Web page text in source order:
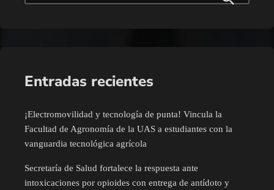
Entradas recientes
¡Electromovilidad y tecnología de punta! Vincula la
Facultad de Agronomía de la UAS a estudiantes con la
vanguardia tecnológica agrícola
Secretaría de Salud fortalece la respuesta ante
intoxicaciones por opioides con entrega de antídoto y